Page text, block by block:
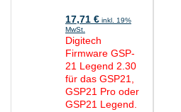
17,71 € inkl. 19%
MwSt.
Digitech
Firmware GSP-
21 Legend 2.30
für das GSP21,
GSP21 Pro oder
GSP21 Legend.